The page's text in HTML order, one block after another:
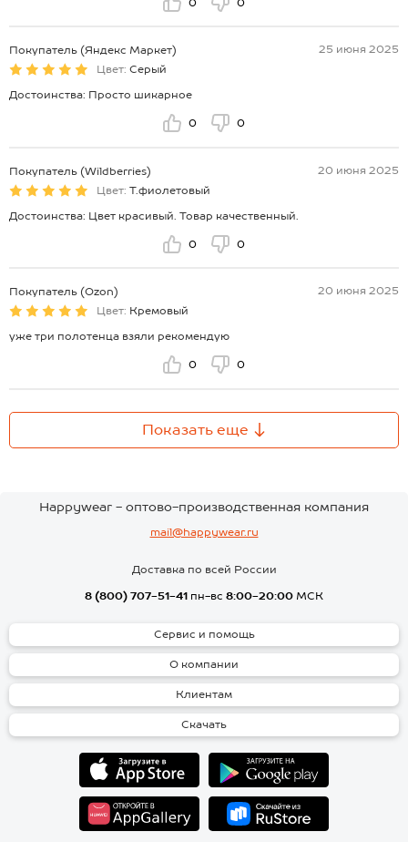
Покупатель (Яндекс Маркет)
25 июня 2025
Цвет: Серый
Достоинства: Просто шикарное
0 0
Покупатель (Wildberries)
20 июня 2025
Цвет: Т.фиолетовый
Достоинства: Цвет красивый. Товар качественный.
0 0
Покупатель (Ozon)
20 июня 2025
Цвет: Кремовый
уже три полотенца взяли рекомендую
0 0
Показать еще
Happywear - оптово-производственная компания
mail@happywear.ru
Доставка по всей России
8 (800) 707-51-41 пн-вс 8:00-20:00 МСК
Сервис и помощь
О компании
Клиентам
Скачать